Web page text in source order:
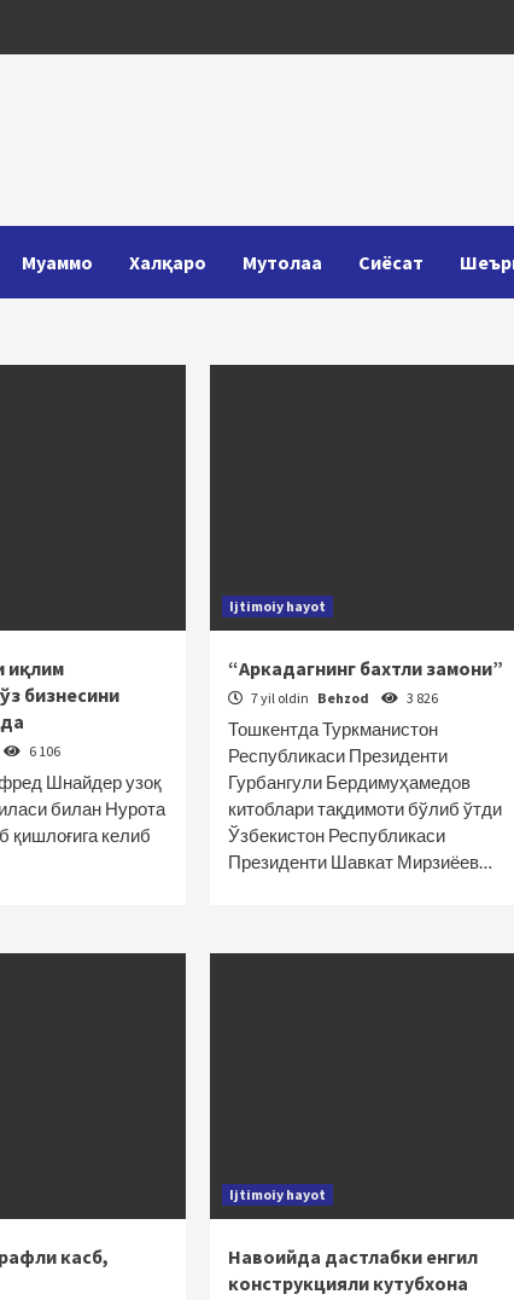
Муаммо Халқаро Мутолаа Сиёсат
иқлим
бизнесини
6 106
Шнайдер узоқ
билан Нурота
қишлоғига келиб
Ijtimoiy hayot
“Аркадагнинг бахтли замони”
7 yil oldin Behzod 3 826
Тошкентда Туркманистон
Республикаси Президенти
Гурбангули Бердимуҳамедов
китоблари тақдимоти бўлиб ўтди
Ўзбекистон Республикаси
Президенти Шавкат Мирзиёев…
касб,
Ijtimoiy hayot
Навоийда дастлабки енгил
конструкцияли кутубхона